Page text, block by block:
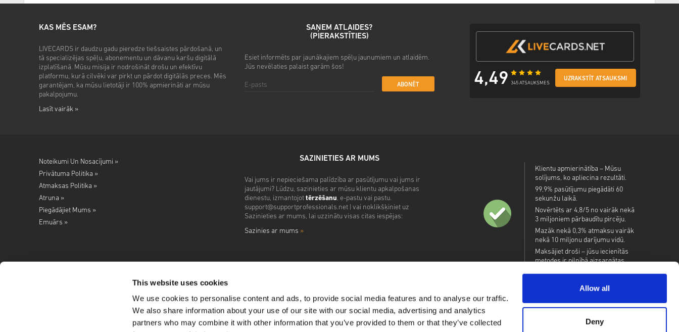
This website uses cookies
We use cookies to personalise content and ads, to provide social media features and to analyse our traffic.
We also share information about your use of our site with our social media, advertising and analytics
partners who may combine it with other information that you’ve provided to them or that they’ve collected
Allow all
Deny
KAS MĒS ESAM?
LIVECARDS ir daudzu gadu pieredze tiešsaistes pārdošanā, un
tā specializējas spēļu, abonementu un dāvanu karšu digitālā
izplatīšanā. Mūsu misija ir nodrošināt drošu un efektīvu
platformu, kurā cilvēki var pirkt un pārdot digitālās preces. Mēs
garantējam, ka mūsu lietotāji ir 100% apmierināti ar mūsu
pakalpojumu.
Lasīt vairāk »
SAŅEM ATLAIDES?
(PIERAKSTĪTIES)
Esiet informēts par jaunākajiem spēļu jaunumiem un atlaidēm.
Jūs nevēlaties palaist garām šos!
ABONĒT 4,49 345 ATSAUKSMES
UZRAKSTĪT ATSAUKSMI
Noteikumi Un Nosacījumi »
Privātuma Politika »
Atmaksas Politika »
Atruna »
Piegādājiet Mums »
Emuārs »
SAZINIETIES AR MUMS
Vai jums ir nepieciešama palīdzība ar pasūtījumu vai jums ir
jautājumi? Lūdzu, sazinieties ar mūsu klientu apkalpošanas
dienestu, izmantojot tērzēšanu, e-pastu vai pastu.
support@supportprofessionals.net| vai noklikšķiniet uz
Sazinieties ar mums, lai uzzinātu visas citas iespējas:
Sazinies ar mums »
Klientu apmierinātība – Mūsu
solījums, ko apliecina rezultāti.
99,9% pasūtījumu piegādāti 60
sekunžu laikā.
Novērtēts ar 4,8/5 no vairāk nekā
3 miljoniem pārbaudītu pircēju.
Mazāk nekā 0,3% atmaksu vairāk
nekā 10 miljonu darījumu vidū.
Maksājiet droši – jūsu iecienītās
metodes ir pilnībā aizsargātas.